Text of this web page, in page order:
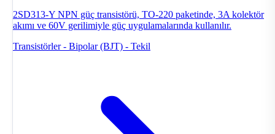
2SD313-Y NPN güç transistörü, TO-220 paketinde, 3A kolektör
akımı ve 60V gerilimiyle güç uygulamalarında kullanılır.
Transistörler - Bipolar (BJT) - Tekil